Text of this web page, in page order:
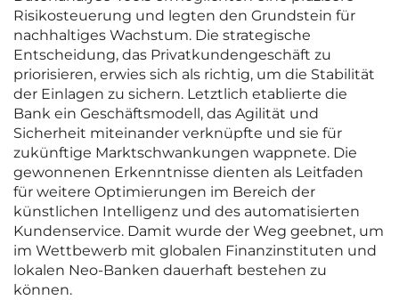
Risikosteuerung und legten den Grundstein für
nachhaltiges Wachstum. Die strategische
Entscheidung, das Privatkundengeschäft zu
priorisieren, erwies sich als richtig, um die Stabilität
der Einlagen zu sichern. Letztlich etablierte die
Bank ein Geschäftsmodell, das Agilität und
Sicherheit miteinander verknüpfte und sie für
zukünftige Marktschwankungen wappnete. Die
gewonnenen Erkenntnisse dienten als Leitfaden
für weitere Optimierungen im Bereich der
künstlichen Intelligenz und des automatisierten
Kundenservice. Damit wurde der Weg geebnet, um
im Wettbewerb mit globalen Finanzinstituten und
lokalen Neo-Banken dauerhaft bestehen zu
können.